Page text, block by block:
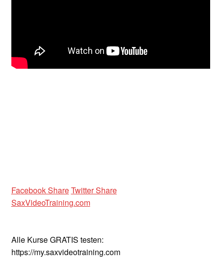
ÜBER UNS
Facebook ShareTwitter Share
SaxVideoTraining.com
Alle Kurse GRATIS testen:
https://my.saxvideotraining.com